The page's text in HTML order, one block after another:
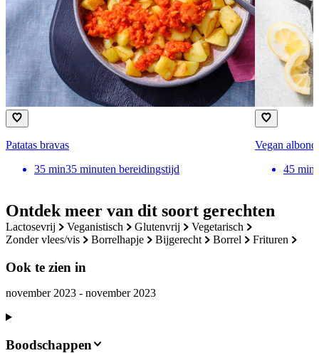
Ontdek meer van dit soort gerechten
lactosevrij veganistisch glutenvrij
vegetarisch
zonder vlees/vis
borrelhapje bijgerecht borrel frituren
Ook te zien in
november 2023 - november 2023
Patatas bravas
35 min35 minuten bereidingstijd
Vegan
45 min
Boodschappen